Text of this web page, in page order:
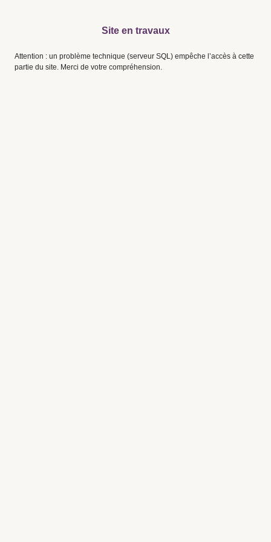
Site en travaux
Attention : un problème technique (serveur SQL) empêche l’accès à cette
partie du site. Merci de votre compréhension.